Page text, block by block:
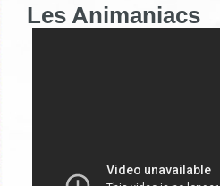
Les Animaniacs